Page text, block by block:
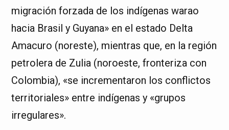
migración forzada de los indígenas warao
hacia Brasil y Guyana» en el estado Delta
Amacuro (noreste), mientras que, en la región
petrolera de Zulia (noroeste, fronteriza con
Colombia), «se incrementaron los conflictos
territoriales» entre indígenas y «grupos
irregulares».